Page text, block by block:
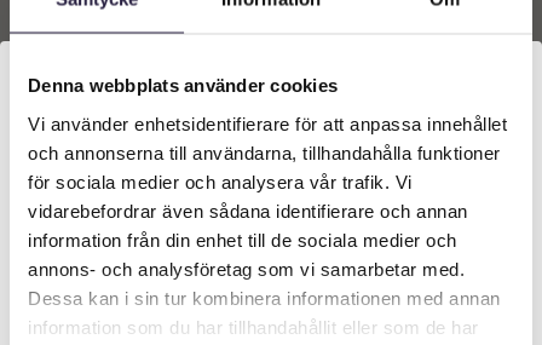
Denna webbplats använder cookies
Vi använder enhetsidentifierare för att anpassa innehållet
och annonserna till användarna, tillhandahålla funktioner
för sociala medier och analysera vår trafik. Vi
vidarebefordrar även sådana identifierare och annan
information från din enhet till de sociala medier och
annons- och analysföretag som vi samarbetar med.
Dessa kan i sin tur kombinera informationen med annan
information som du har tillhandahållit eller som de har
Uthyrning | Mix
Körsbärsbuskar 4/S
3000kr
Välkommen till Webflower
Vilken typ av kund är du? Du kan alltid justera ditt val
längst upp på sidan.
Företagskund (exkl. moms)
Privatkund (inkl. moms)